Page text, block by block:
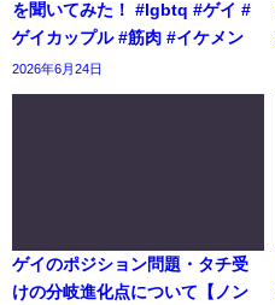
を聞いてみた！ #lgbtq #ゲイ #
ゲイカップル #筋肉 #イケメン
2026年6月24日
ゲイのポジション問題・タチ受
けの分岐進化点について【ノン